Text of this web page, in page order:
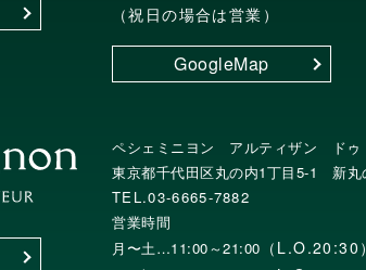
（祝日の場合は営業）
GoogleMap
ペシェミニヨン アルティザン ド
東京都千代田区丸の内1丁目5-1 新丸
TEL.03-6665-7882
営業時間
月〜土…11:00～21:00 （L.O.20:30）